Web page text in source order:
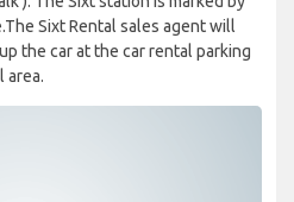
Sixt Rental sales agent will
the car at the car rental parking
area.